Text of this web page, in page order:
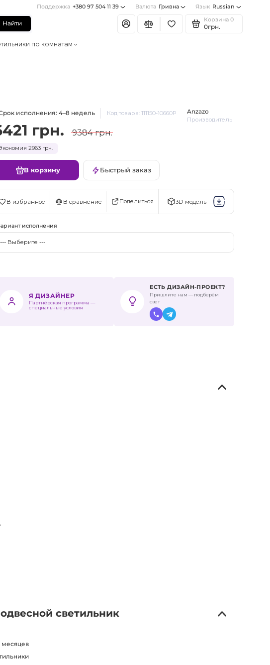
Поддержка +380 97 504 11 39 Валюта Гривна Язык Russian
Найти
Корзина 0
0грн.
по комнатам
исполнения: 4–8 недель Код товара: 111150-10660P
Anzazo
Производитель
грн. 9384 грн.
2963 грн.
В корзину Быстрый заказ
В избранное В сравнение Поделиться 3D модель
исполнения
Я ДИЗАЙНЕР
Партнёрская программа —
специальные условия
ЕСТЬ ДИЗАЙН-ПРОЕКТ?
Пришлите нам — подберём
свет
светильник
месяцев